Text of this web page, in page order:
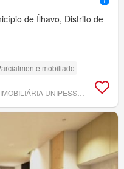
de Ílhavo, Distrito de
mobiliado